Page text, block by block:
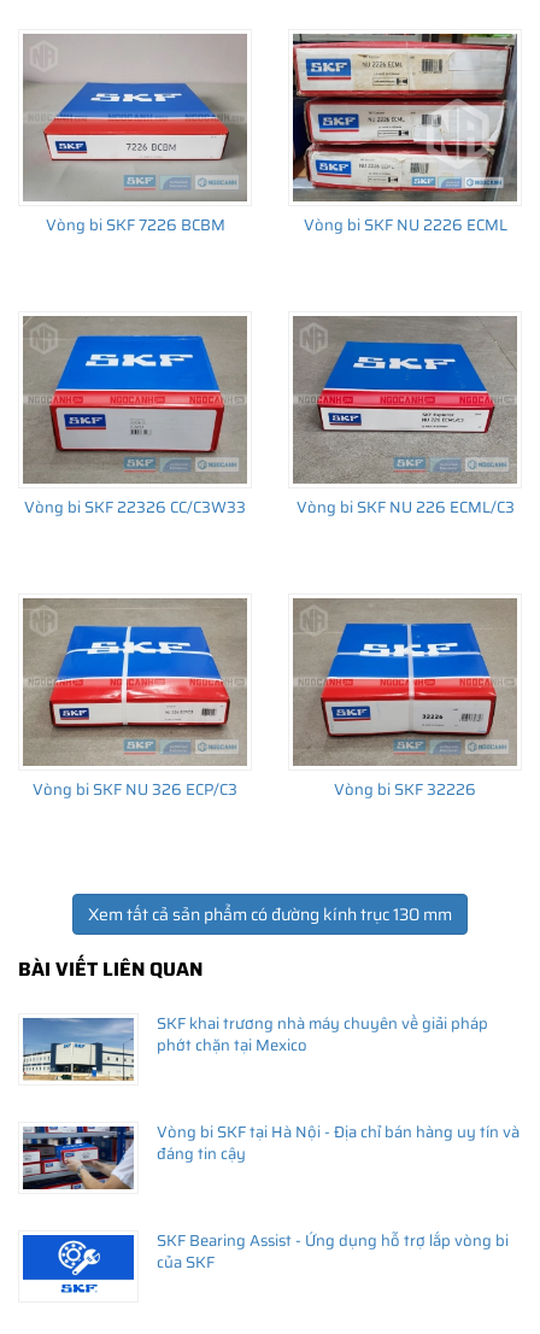
đến sản xuất số lượng lớn, từ lắp cho thiết bị ban đầu đến thị
Giá bán và nơi bán Phớt chắn dầu SKF chính hãng uy
tín
Để có báo giá Phớt SKF 130x160x12 HMSA 10RG tốt nhất, hãy
liên hệ với
Distributor
Vòng bi SKF 7226 BCBM Vòng bi SKF NU 2226 ECML
Vòng bi SKF 22326 CC/C3W33 Vòng bi SKF NU 226 ECML/C3
Vòng bi SKF NU 326 ECP/C3 Vòng bi SKF 32226
Xem tất cả sản phẩm có đường kính trục 130 mm
BÀI VIẾT LIÊN QUAN
SKF khai trương nhà máy chuyên về giải pháp
phớt chặn tại Mexico
Vòng bi SKF tại Hà Nội - Địa chỉ bán hàng uy tín và
đáng tin cậy
SKF Bearing Assist - Ứng dụng hỗ trợ lắp vòng bi
của SKF